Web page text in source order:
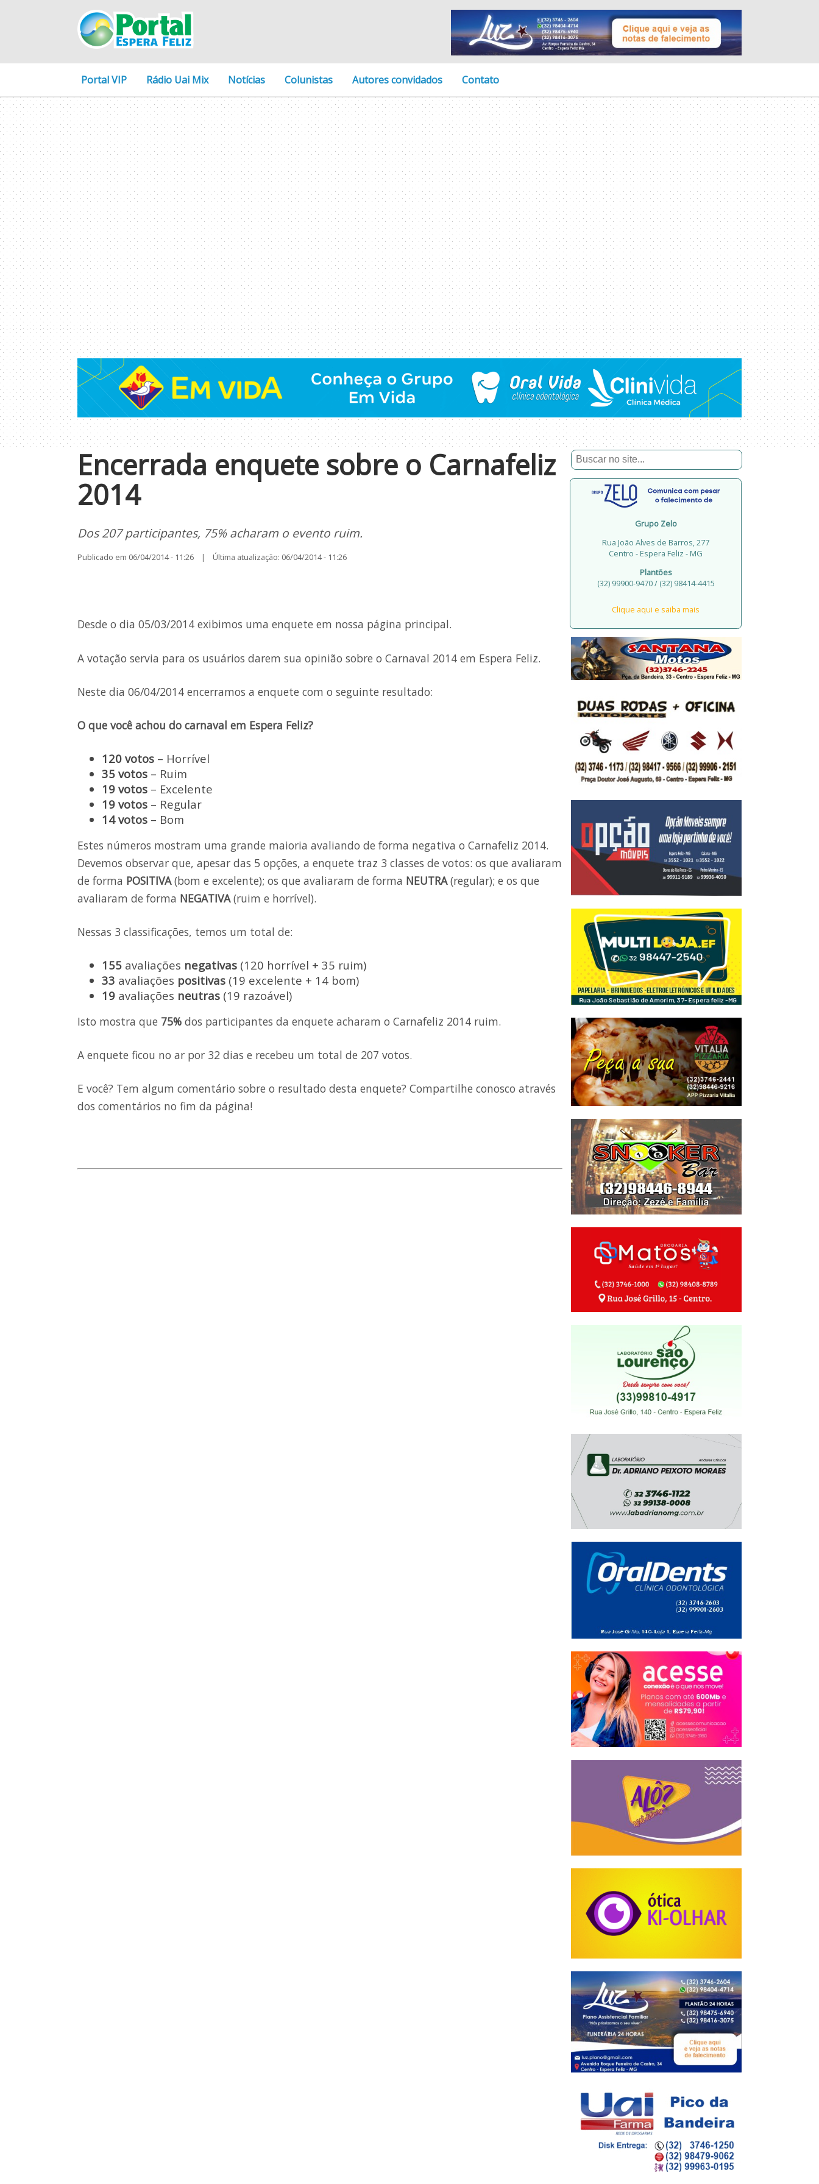
Portal VIP Rádio Uai Mix Notícias Colunistas Autores convidados Contato
Encerrada enquete sobre o Carnafeliz
2014
Dos 207 participantes, 75% acharam o evento ruim.
Publicado em 06/04/2014 - 11:26 | Última atualização: 06/04/2014 - 11:26
Desde o dia 05/03/2014 exibimos uma enquete em nossa página principal.
A votação servia para os usuários darem sua opinião sobre o Carnaval 2014 em Espera Feliz.
Neste dia 06/04/2014 encerramos a enquete com o seguinte resultado:
O que você achou do carnaval em Espera Feliz?
120 votos – Horrível
35 votos – Ruim
19 votos – Excelente
19 votos – Regular
14 votos – Bom
Estes números mostram uma grande maioria avaliando de forma negativa o Carnafeliz 2014.
Devemos observar que, apesar das 5 opções, a enquete traz 3 classes de votos: os que avaliaram
de forma POSITIVA(bom e excelente); os que avaliaram de forma NEUTRA(regular); e os que
avaliaram de forma NEGATIVA(ruim e horrível).
Nessas 3 classificações, temos um total de:
155 avaliações negativas (120 horrível + 35 ruim)
33 avaliações positivas (19 excelente + 14 bom)
19 avaliações neutras (19 razoável)
Isto mostra que 75% dos participantes da enquete acharam o Carnafeliz 2014 ruim.
A enquete ficou no ar por 32 dias e recebeu um total de 207 votos.
E você? Tem algum comentário sobre o resultado desta enquete? Compartilhe conosco através
dos comentários no fim da página!
Grupo Zelo
Rua João Alves de Barros, 277
Centro - Espera Feliz - MG
Plantões
(32) 99900-9470 / (32) 98414-4415
Clique aqui e saiba mais